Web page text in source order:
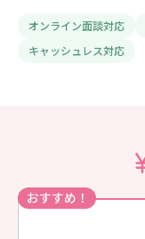
オンライン面談対応
キャッシュレス対応
おすすめ！